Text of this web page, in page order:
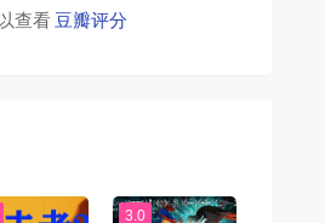
查看 豆瓣评分
3.0